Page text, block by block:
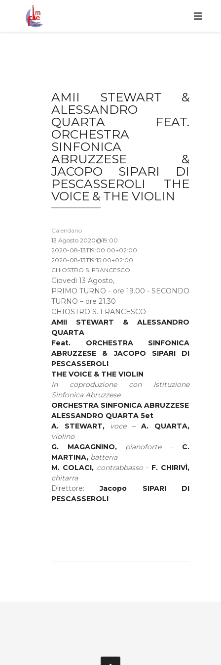
PROGRAMMA 2020
LAVORA CON NOI
AMII STEWART &
ALESSANDRO
QUARTA FEAT.
ORCHESTRA
SINFONICA
ABRUZZESE &
JACOPO SIPARI DI
PESCASSEROLI THE
VOICE & THE VIOLIN
Calendario
13 Agosto 2020@19:00
2020-08-13T19:00:00+02:00
2020-08-13T19:15:00+02:00
CHIOSTRO S. FRANCESCO
Giovedì 13 Agosto,
PRIMO TURNO - ore 19.00 - SECONDO
TURNO – ore 21.30
CHIOSTRO S. FRANCESCO
AMII STEWART & ALESSANDRO
QUARTA
Feat. ORCHESTRA SINFONICA
ABRUZZESE & JACOPO SIPARI DI
PESCASSEROLI
THE VOICE & THE VIOLIN
In coproduzione con Istituzione
Sinfonica Abruzzese
ORCHESTRA SINFONICA ABRUZZESE
ALESSANDRO QUARTA 5et
A. STEWART, voce–A. QUARTA,
violino
G. MAGAGNINO,
pianoforte– C.
MARTINA, batteria
M. COLACI, contrabbasso- F. CHIRIVÌ,
chitarra
Direttore:Jacopo SIPARI DI
PESCASSEROLI